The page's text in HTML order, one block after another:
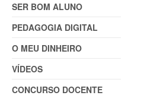
SER BOM ALUNO
PEDAGOGIA DIGITAL
O MEU DINHEIRO
VÍDEOS
CONCURSO DOCENTE